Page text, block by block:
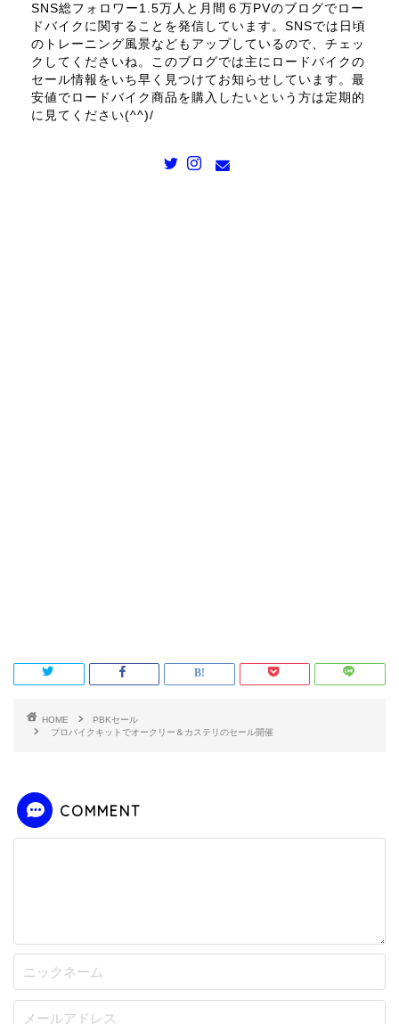
SNS総フォロワー1.5万人と月間６万PVのブログでロー
ドバイクに関することを発信しています。SNSでは日頃
のトレーニング風景などもアップしているので、チェッ
クしてくださいね。このブログでは主にロードバイクの
セール情報をいち早く見つけてお知らせしています。最
安値でロードバイク商品を購入したいという方は定期的
に見てください(^^)/
HOME
PBKセール
プロバイクキットでオークリー＆カステリのセール開催
COMMENT